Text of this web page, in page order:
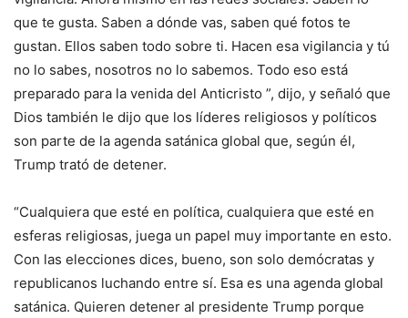
que te gusta. Saben a dónde vas, saben qué fotos te
gustan. Ellos saben todo sobre ti. Hacen esa vigilancia y tú
no lo sabes, nosotros no lo sabemos. Todo eso está
preparado para la venida del Anticristo ”, dijo, y señaló que
Dios también le dijo que los líderes religiosos y políticos
son parte de la agenda satánica global que, según él,
Trump trató de detener.
“Cualquiera que esté en política, cualquiera que esté en
esferas religiosas, juega un papel muy importante en esto.
Con las elecciones dices, bueno, son solo demócratas y
republicanos luchando entre sí. Esa es una agenda global
satánica. Quieren detener al presidente Trump porque